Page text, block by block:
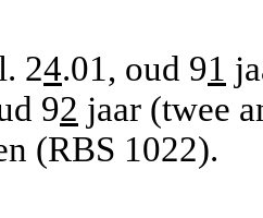
24.01, oud 91
92 jaar (twee
(RBS 1022).